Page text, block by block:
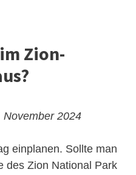
Zion-
2024
einplanen. Sollte man
des Zion National Park